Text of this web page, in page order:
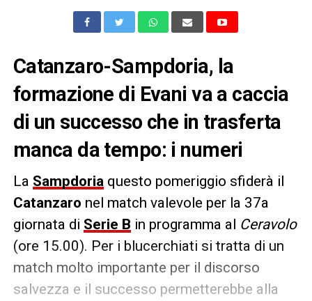
Catanzaro-Sampdoria, la
formazione di Evani va a caccia
di un successo che in trasferta
manca da tempo: i numeri
La Sampdoriaquesto pomeriggio sfiderà il
Catanzaro nel match valevole per la 37a
giornata di Serie B in programma al Ceravolo
(ore 15.00). Per i blucerchiati si tratta di un
match molto importante per il discorso
salvezza e il successo permetterebbe alla